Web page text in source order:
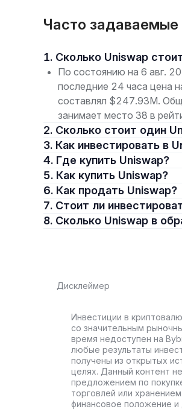
Что такое UNI
используется для
реализацию изменений в
Токен управления
В основном UNI используется
способствует развитию
владельцу право голоса по
Выпуск UNI состоялся в
на большинстве популярных
Кто основал Uniswap
Платформа Uniswap была
механиком Siemens. Она
Uniswap — это
смарт-контрактах,
Протокол Uniswap позволяет
открытом и доступном
автоматизированных решений.
В Uniswap нельзя создать
Часто
1. Сколько Uniswap
По состоянию на 6 авг.
последние 24 часа цена
составлял $247.93M.
занимает место 38 в
2. Сколько стоит один
3. Как инвестировать в
4. Где купить Uniswap?
5. Как купить Uniswap?
6. Как продать Uniswap?
7. Стоит ли
8. Сколько Uniswap в
Дисклеймер
Инвестиции в
со значительным
время недоступен на
любые результаты
получены из открытых
целях. Данный контент
предложением по
торговлей или
финансовое положение